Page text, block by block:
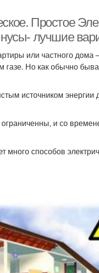
Простое
лучшие
или частного дома
Но как обычно
источником энергии
и со
много способов